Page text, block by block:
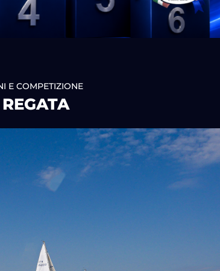
E COMPETIZIONE